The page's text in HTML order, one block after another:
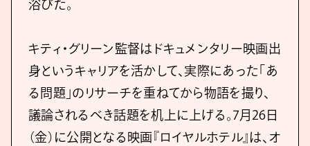
浴びた。
キティ・グリーン監督はドキュメンタリー映画出
身というキャリアを活かして、実際にあった「あ
る問題」のリサーチを重ねてから物語を撮り、
議論されるべき話題を机上に上げる。7月26日
（金）に公開となる映画『ロイヤルホテル』は、オ